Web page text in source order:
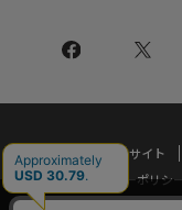
コーポレートサイト
プライバシーポリシ